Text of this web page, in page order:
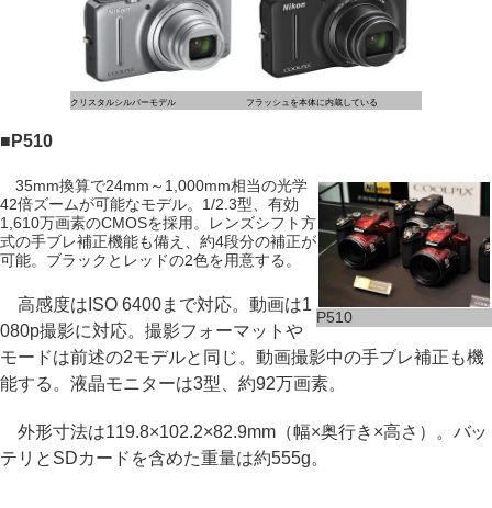
クリスタルシルバーモデル フラッシュを本体に内蔵している
■P510
P510
35mm換算で24mm～1,000mm相当の光学
42倍ズームが可能なモデル。1/2.3型、有効
1,610万画素のCMOSを採用。レンズシフト方
式の手ブレ補正機能も備え、約4段分の補正が
可能。ブラックとレッドの2色を用意する。
高感度はISO 6400まで対応。動画は1
080p撮影に対応。撮影フォーマットや
モードは前述の2モデルと同じ。動画撮影中の手ブレ補正も機
能する。液晶モニターは3型、約92万画素。
外形寸法は119.8×102.2×82.9mm（幅×奥行き×高さ）。バッ
テリとSDカードを含めた重量は約555g。